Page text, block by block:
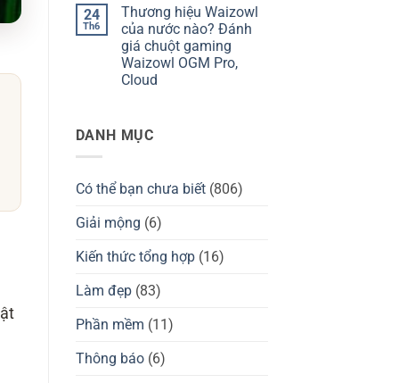
Đánh
giá
chuột
Darmoshark
có
tốt
không?
bình
luận
ở
Thương
hiệu
tay
cầm
nào?
Đánh
2
Pro,
Max
có
không?
24
Th6
Thương hiệu Waizowl
của nước nào? Đánh
giá chuột gaming
Waizowl OGM Pro,
Cloud
luận
ở
của
Đánh
gaming
OGM
Pro,
DANH MỤC
Có thể bạn chưa biết(806)
Giải mộng (6)
Kiến thức tổng hợp(16)
Làm đẹp(83)
Phần mềm (11)
Thông báo(6)